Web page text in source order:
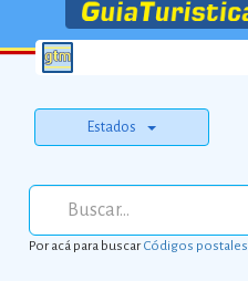
Estados
Por acá para buscarCódigos postales